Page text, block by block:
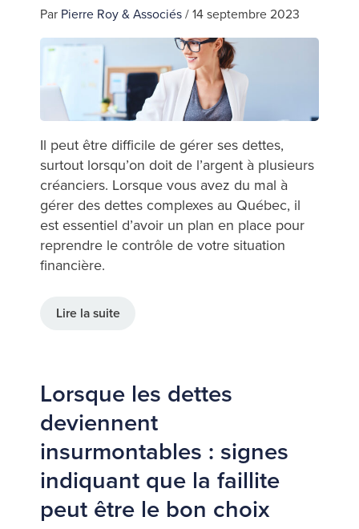
Par Pierre Roy & Associés / 14 septembre 2023
Il peut être difficile de gérer ses dettes,
surtout lorsqu’on doit de l’argent à plusieurs
créanciers. Lorsque vous avez du mal à
gérer des dettes complexes au Québec, il
est essentiel d’avoir un plan en place pour
reprendre le contrôle de votre situation
financière.
Lire la suite
Lorsque les dettes
deviennent
insurmontables : signes
indiquant que la faillite
peut être le bon choix